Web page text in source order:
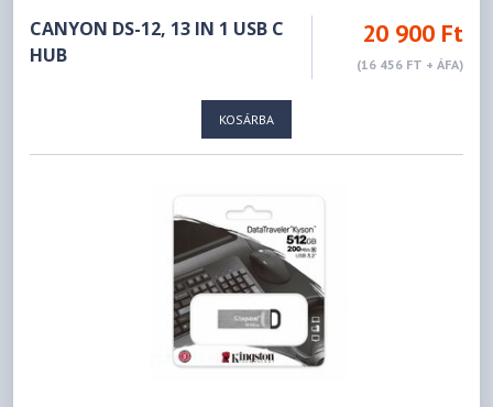
CANYON DS-12, 13 IN 1 USB C
HUB
20 900 Ft
(16 456 FT + ÁFA)
KOSÁRBA